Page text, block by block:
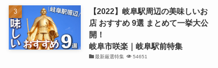
【2022】岐阜駅周辺の美味しいお
店 おすすめ 9選 まとめて一挙大公
開！
岐阜市咲楽｜岐阜駅前特集
最新厳選特集 54651